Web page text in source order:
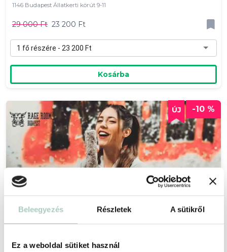
Beleegyezés Részletek A sütikről
Ez a weboldal sütiket használ
1146 Budapest Állatkerti körút 9-11
29 000 Ft 23 200 Ft
1 fő részére - 23 200 Ft
Kosárba
-10 %